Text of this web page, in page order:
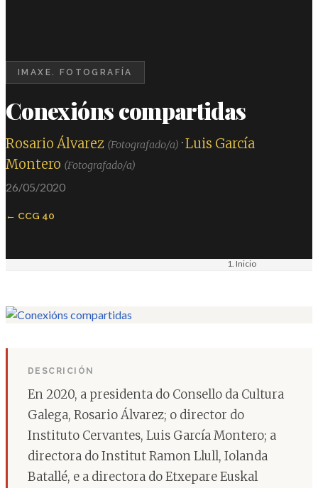
IMAXE. FOTOGRAFÍA
Conexións compartidas
Rosario Álvarez (Fotografado/a) ·Luis García
Montero (Fotografado/a)
26/05/2020
CCG 40
Inicio
DESCRICIÓN
En 2020, a presidenta do Consello da Cultura
Galega, Rosario Álvarez; o director do
Instituto Cervantes, Luis García Montero; a
directora do Institut Ramon Llull, Iolanda
Batallé, e a directora do Etxepare Euskal